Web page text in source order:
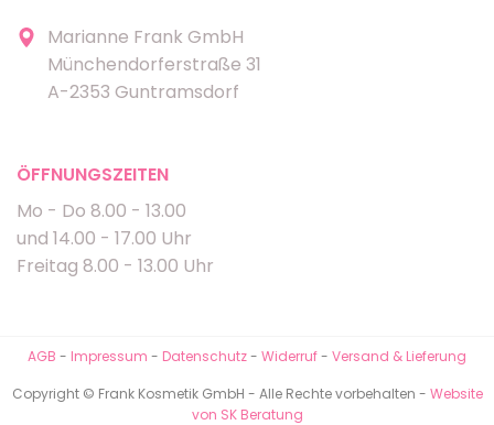
Marianne Frank GmbH
Münchendorferstraße 31
A-2353 Guntramsdorf
ÖFFNUNGSZEITEN
Mo - Do 8.00 - 13.00
und 14.00 - 17.00 Uhr
Freitag 8.00 - 13.00 Uhr
AGB - Impressum - Datenschutz- Widerruf- Versand & Lieferung
Copyright © Frank Kosmetik GmbH - Alle Rechte vorbehalten - Website
von SK Beratung